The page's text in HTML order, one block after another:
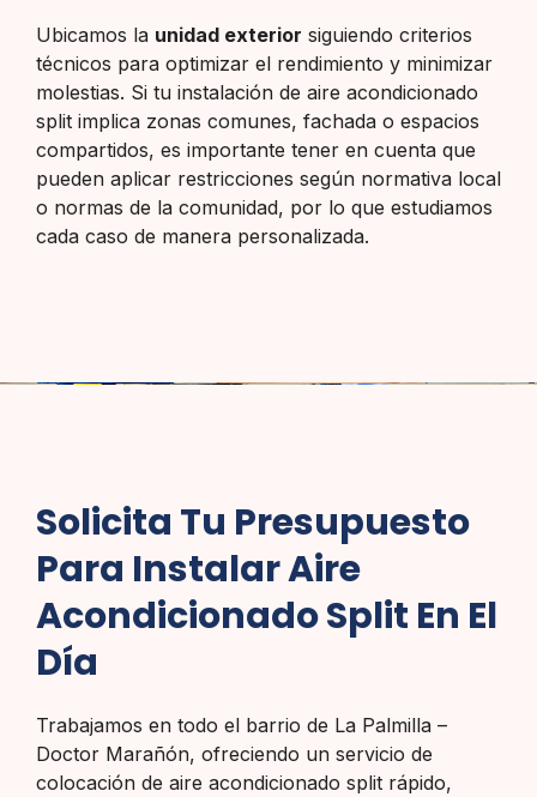
Ubicamos la unidad exterior siguiendo criterios
técnicos para optimizar el rendimiento y minimizar
molestias. Si tu instalación de aire acondicionado
split implica zonas comunes, fachada o espacios
compartidos, es importante tener en cuenta que
pueden aplicar restricciones según normativa local
o normas de la comunidad, por lo que estudiamos
cada caso de manera personalizada.
Solicita Tu Presupuesto
Para Instalar Aire
Acondicionado Split En El
Día
Trabajamos en todo el barrio de La Palmilla –
Doctor Marañón, ofreciendo un servicio de
colocación de aire acondicionado split rápido,